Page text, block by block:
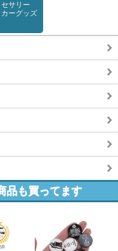
セサリー
ーグッズ
品も買ってます